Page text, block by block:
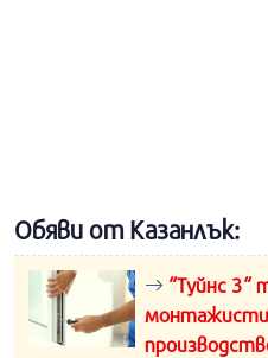
Обяви от Казанлък:
“Туйнс 3“
монтажисти